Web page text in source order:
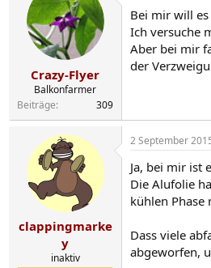
Crazy-Flyer
Balkonfarmer
Beiträge
309
Bei mir will
Ich versuche
Aber bei mir
der
clappingmarke
y
inaktiv
2 September
Ja, bei mir ist
Die Alufolie
kühlen
Dass viele
abgeworfen,